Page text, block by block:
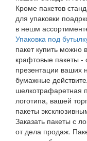
Кроме пакетов
для упаковки
в нешм
Упаковка под
пакет купить можно
крафтовые пакеты -
презентации ваших
бумажные
шелкотрафаретная
логотипа, вашей
пакеты
Заказать пакеты с
от дела продаж.